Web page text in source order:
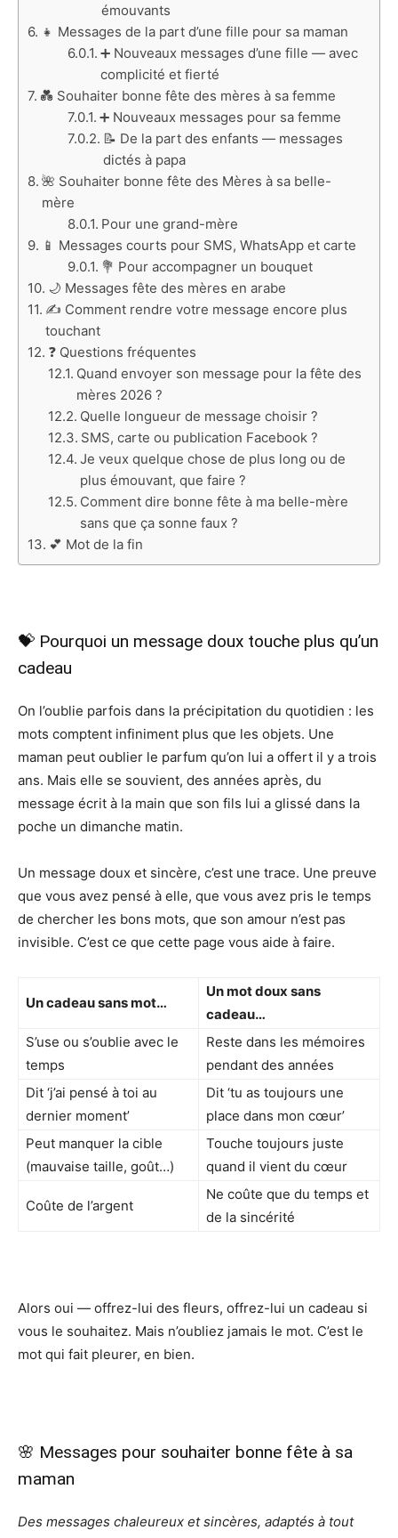
émouvants
👧 Messages de la part d’une fille pour sa maman
➕ Nouveaux messages d’une fille — avec
complicité et fierté
💑 Souhaiter bonne fête des mères à sa femme
➕ Nouveaux messages pour sa femme
📝 De la part des enfants — messages
dictés à papa
🌺 Souhaiter bonne fête des Mères à sa belle-
mère
Pour une grand-mère
📱 Messages courts pour SMS, WhatsApp et carte
💐 Pour accompagner un bouquet
🌙 Messages fête des mères en arabe
✍️ Comment rendre votre message encore plus
touchant
❓ Questions fréquentes
Quand envoyer son message pour la fête des
mères 2026 ?
Quelle longueur de message choisir ?
SMS, carte ou publication Facebook ?
Je veux quelque chose de plus long ou de
plus émouvant, que faire ?
Comment dire bonne fête à ma belle-mère
sans que ça sonne faux ?
💕 Mot de la fin
💝 Pourquoi un message doux touche plus qu’un
cadeau
On l’oublie parfois dans la précipitation du quotidien : les
mots comptent infiniment plus que les objets. Une
maman peut oublier le parfum qu’on lui a offert il y a trois
ans. Mais elle se souvient, des années après, du
message écrit à la main que son fils lui a glissé dans la
poche un dimanche matin.
Un message doux et sincère, c’est une trace. Une preuve
que vous avez pensé à elle, que vous avez pris le temps
de chercher les bons mots, que son amour n’est pas
invisible. C’est ce que cette page vous aide à faire.
Un cadeau sans mot…
Un mot doux sans
cadeau…
S’use ou s’oublie avec le
temps
Reste dans les mémoires
pendant des années
Dit ‘j’ai pensé à toi au
dernier moment’
Dit ‘tu as toujours une
place dans mon cœur’
Peut manquer la cible
(mauvaise taille, goût…)
Touche toujours juste
quand il vient du cœur
Coûte de l’argent
Ne coûte que du temps et
de la sincérité
Alors oui — offrez-lui des fleurs, offrez-lui un cadeau si
vous le souhaitez. Mais n’oubliez jamais le mot. C’est le
mot qui fait pleurer, en bien.
🌸 Messages pour souhaiter bonne fête à sa
maman
Des messages chaleureux et sincères, adaptés à tout